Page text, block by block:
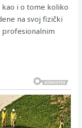
kao i o tome koliko
na svoj fizički
profesionalnim